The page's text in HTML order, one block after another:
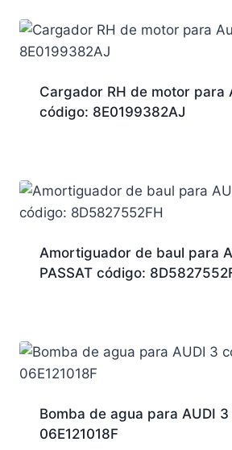
Cargador RH de motor para
código: 8E0199382AJ
Amortiguador de baul para
PASSAT código:
Bomba de agua para AUDI
06E121018F